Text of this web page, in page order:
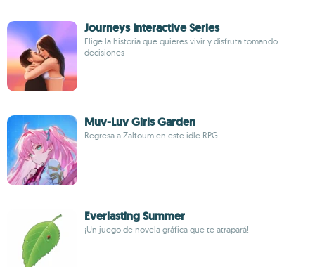
Journeys Interactive Series
Elige la historia que quieres vivir y disfruta tomando
decisiones
Muv-Luv Girls Garden
Regresa a Zaltoum en este idle RPG
Everlasting Summer
¡Un juego de novela gráfica que te atrapará!